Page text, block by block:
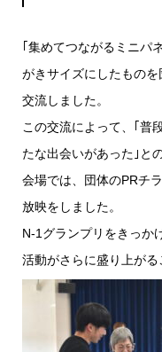
｢集めてつながるミニパ
がきサイズにしたもの
交流しました。
この交流によって、｢普
たな出会いがあった｣と
会場では、団体のPRチ
放映をしました。
N-1グランプリをきっか
活動がさらに盛り上がる